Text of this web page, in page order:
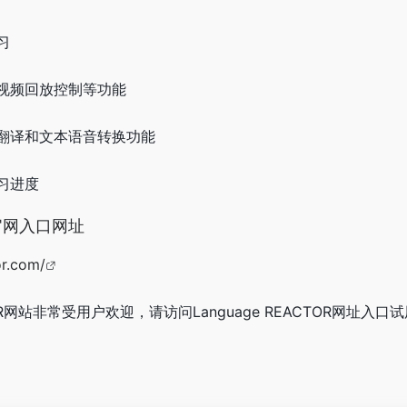
频回放控制等功能
译和文本语音转换功能
进度
入口网址
站非常受用户欢迎，请访问Language REACTOR网址入口